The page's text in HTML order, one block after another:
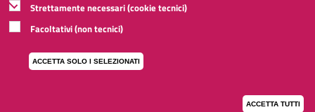
Strettamente necessari (cookie tecnici)
Facoltativi (non tecnici)
ACCETTA SOLO I SELEZIONATI
ACCETTA TUTTI